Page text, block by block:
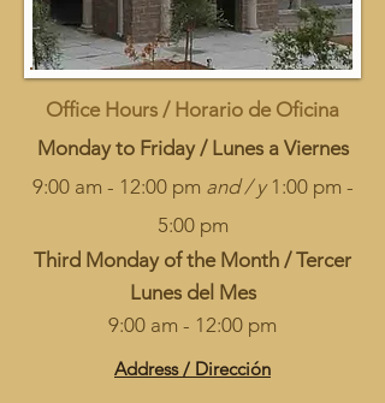
Office Hours / Horario de Oficina
Monday to Friday / Lunes a Viernes
9:00 am - 12:00 pm and / y 1:00 pm -
5:00 pm
Third Monday of the Month /Tercer
Lunes del Mes
9:00 am - 12:00 pm
Address / Dirección